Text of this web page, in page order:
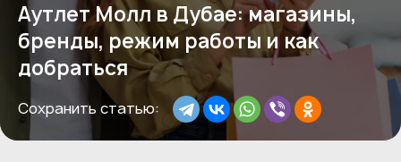
Аутлет Молл в Дубае: магазины,
бренды, режим работы и как
добраться
Сохранить статью: